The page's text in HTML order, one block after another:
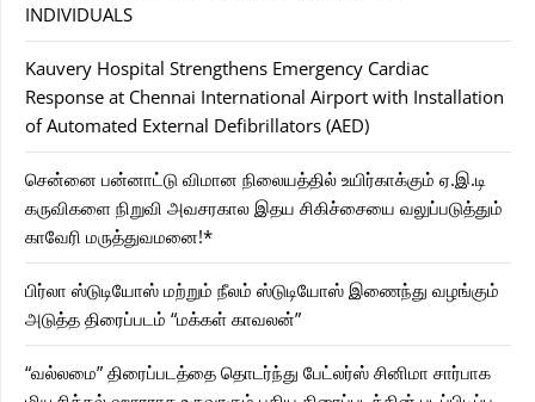
INDIVIDUALS
Kauvery Hospital Strengthens Emergency Cardiac
Response at Chennai International Airport with Installation
of Automated External Defibrillators (AED)
சென்னை பன்னாட்டு விமான நிலையத்தில் உயிர்காக்கும் ஏ.இ.டி
கருவிகளை நிறுவி அவசரகால இதய சிகிச்சையை வலுப்படுத்தும்
காவேரி மருத்துவமனை!*
பிர்லா ஸ்டுடியோஸ் மற்றும் நீலம் ஸ்டுடியோஸ் இணைந்து வழங்கும்
அடுத்த திரைப்படம் “மக்கள் காவலன்”
“வல்லமை” திரைப்படத்தை தொடர்ந்து பேட்லர்ஸ் சினிமா சார்பாக